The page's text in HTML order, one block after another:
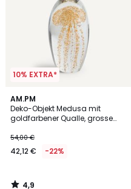
10% EXTRA*
AM.PM
Deko-Objekt Medusa mit
goldfarbener Qualle, grosse
54,00 €
42,12 € -22%
4,9
/ 5
4,9